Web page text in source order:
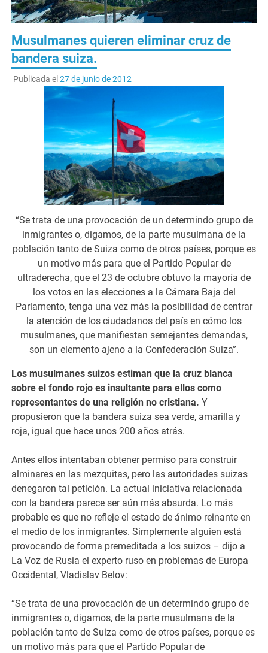
Musulmanes quieren eliminar cruz de
bandera suiza.
Publicada el 27 de junio de 2012
“Se trata de una provocación de un determindo grupo de
inmigrantes o, digamos, de la parte musulmana de la
población tanto de Suiza como de otros países, porque es
un motivo más para que el Partido Popular de
ultraderecha, que el 23 de octubre obtuvo la mayoría de
los votos en las elecciones a la Cámara Baja del
Parlamento, tenga una vez más la posibilidad de centrar
la atención de los ciudadanos del país en cómo los
musulmanes, que manifiestan semejantes demandas,
son un elemento ajeno a la Confederación Suiza”.
Los musulmanes suizos estiman que la cruz blanca
sobre el fondo rojo es insultante para ellos como
representantes de una religión no cristiana. Y
propusieron que la bandera suiza sea verde, amarilla y
roja, igual que hace unos 200 años atrás.
Antes ellos intentaban obtener permiso para construir
alminares en las mezquitas, pero las autoridades suizas
denegaron tal petición. La actual iniciativa relacionada
con la bandera parece ser aún más absurda. Lo más
probable es que no refleje el estado de ánimo reinante en
el medio de los inmigrantes. Simplemente alguien está
provocando de forma premeditada a los suizos – dijo a
La Voz de Rusia el experto ruso en problemas de Europa
Occidental, Vladislav Belov:
“Se trata de una provocación de un determindo grupo de
inmigrantes o, digamos, de la parte musulmana de la
población tanto de Suiza como de otros países, porque es
un motivo más para que el Partido Popular de